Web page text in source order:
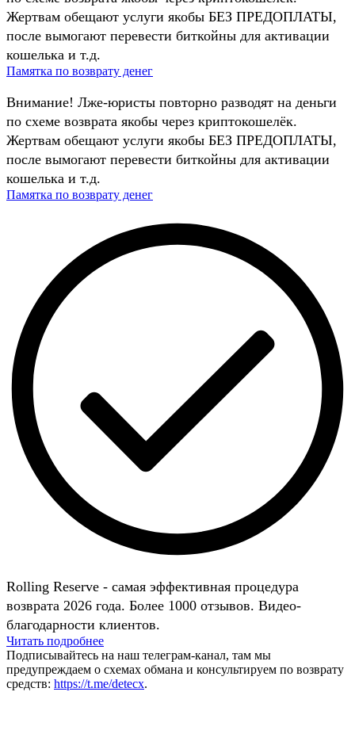
Жертвам обещают услуги якобы БЕЗ ПРЕДОПЛАТЫ,
после вымогают перевести биткойны для активации
кошелька и т.д.
Памятка по возврату денег
Внимание! Лже-юристы повторно разводят на деньги
по схеме возврата якобы через криптокошелёк.
Жертвам обещают услуги якобы БЕЗ ПРЕДОПЛАТЫ,
после вымогают перевести биткойны для активации
кошелька и т.д.
Памятка по возврату денег
Rolling Reserve - самая эффективная процедура
возврата 2026 года. Более 1000 отзывов. Видео-
благодарности клиентов.
Читать подробнее
Подписывайтесь на наш телеграм-канал, там мы
предупреждаем о схемах обмана и консультируем по возврату
средств: https://t.me/detecx.